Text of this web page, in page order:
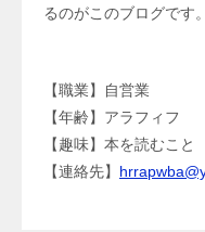
るのがこのブログです。
【職業】自営業
【年齢】アラフィフ
【趣味】本を読むこと
【連絡先】